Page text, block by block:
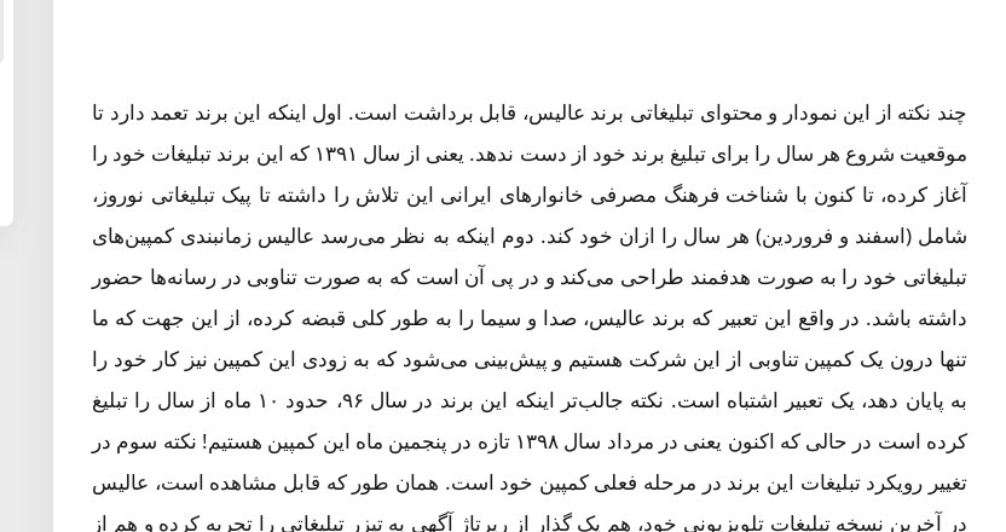
چند نکته از این نمودار و محتوای تبلیغاتی برند عالیس، قابل برداشت است. اول اینکه این برند تعمد دارد تا
موقعیت شروع هر سال را برای تبلیغ برند خود از دست ندهد. یعنی از سال ۱۳۹۱ که این برند تبلیغات خود را
آغاز کرده، تا کنون با شناخت فرهنگ مصرفی خانوارهای ایرانی این تلاش را داشته تا پیک تبلیغاتی نوروز،
شامل (اسفند و فروردین) هر سال را ازان خود کند. دوم اینکه به نظر می‌رسد عالیس زمانبندی کمپین‌های
تبلیغاتی خود را به صورت هدفمند طراحی می‌کند و در پی آن است که به صورت تناوبی در رسانه‌ها حضور
داشته باشد. در واقع این تعبیر که برند عالیس، صدا و سیما را به طور کلی قبضه کرده، از این جهت که ما
تنها درون یک کمپین تناوبی از این شرکت هستیم و پیش‌بینی می‌شود که به زودی این کمپین نیز کار خود را
به پایان دهد، یک تعبیر اشتباه است. نکته جالب‌تر اینکه این برند در سال ۹۶، حدود ۱۰ ماه از سال را تبلیغ
کرده است در حالی که اکنون یعنی در مرداد سال ۱۳۹۸ تازه در پنجمین ماه این کمپین هستیم! نکته سوم در
تغییر رویکرد تبلیغات این برند در مرحله فعلی کمپین خود است. همان طور که قابل مشاهده است، عالیس
در آخرین نسخه تبلیغات تلویزیونی خود، هم یک گذار از رپرتاژ آگهی به تیزر تبلیغاتی را تجربه کرده و هم از